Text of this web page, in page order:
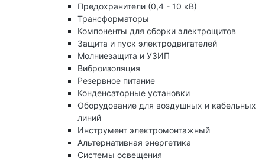
Предохранители (0,4 - 10 кВ)
Трансформаторы
Компоненты для сборки электрощитов
Защита и пуск электродвигателей
Молниезащита и УЗИП
Виброизоляция
Резервное питание
Конденсаторные установки
Оборудование для воздушных и кабельных
линий
Инструмент электромонтажный
Альтернативная энергетика
Системы освещения